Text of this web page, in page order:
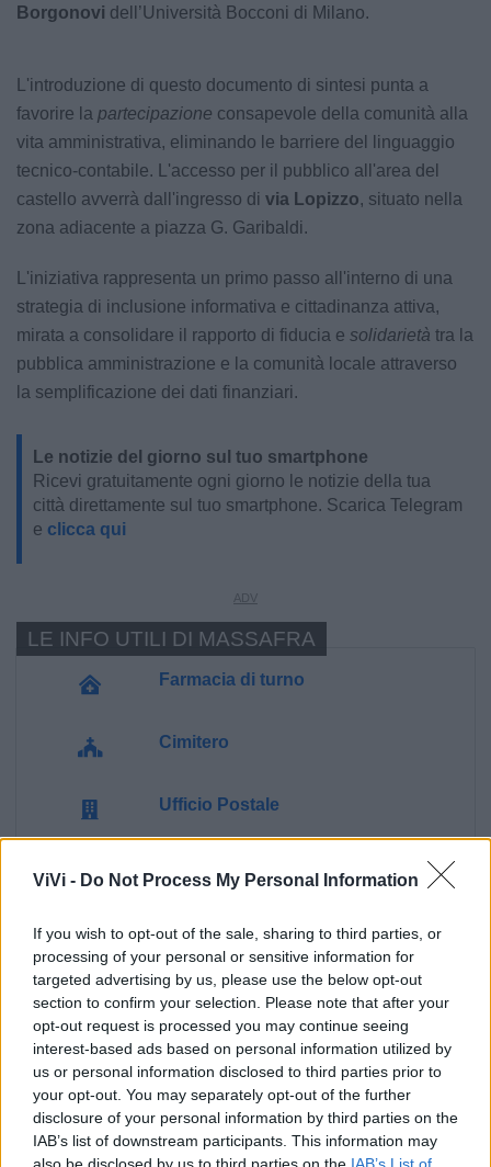
ViVi - Do Not Process My Personal Information
If you wish to opt-out of the sale, sharing to third parties, or
processing of your personal or sensitive information for
targeted advertising by us, please use the below opt-out
section to confirm your selection. Please note that after your
opt-out request is processed you may continue seeing
interest-based ads based on personal information utilized by
us or personal information disclosed to third parties prior to
your opt-out. You may separately opt-out of the further
disclosure of your personal information by third parties on the
IAB’s list of downstream participants. This information may
Borgonovi dell’Università Bocconi di Milano.
L'introduzione di questo documento di sintesi punta a
favorire la partecipazione consapevole della comunità alla
vita amministrativa, eliminando le barriere del linguaggio
tecnico-contabile. L'accesso per il pubblico all'area del
castello avverrà dall'ingresso di via Lopizzo, situato nella
zona adiacente a piazza G. Garibaldi.
L'iniziativa rappresenta un primo passo all'interno di una
strategia di inclusione informativa e cittadinanza attiva,
mirata a consolidare il rapporto di fiducia e solidarietà tra la
pubblica amministrazione e la comunità locale attraverso
la semplificazione dei dati finanziari.
Le notizie del giorno sul tuo smartphone
Ricevi gratuitamente ogni giorno le notizie della tua
città direttamente sul tuo smartphone. Scarica Telegram
e clicca qui
Farmacia di turno
Cimitero
Ufficio Postale
Polizia Locale
Ecocentro e rifiuti
Pubblica illuminazione
LE INFO UTILI DI MASSAFRA